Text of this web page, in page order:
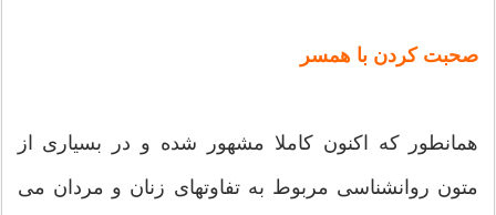
صحبت کردن با همسر
همانطور که اکنون کاملا مشهور شده و در بسیاری از
متون روانشناسی مربوط به تفاوتهای زنان و مردان می